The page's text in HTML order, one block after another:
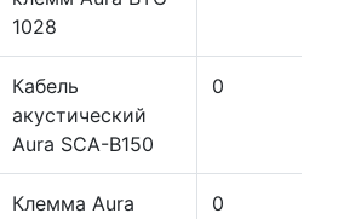
1028
Кабель
акустический
Aura SCA-B150
0
Клемма Aura
0